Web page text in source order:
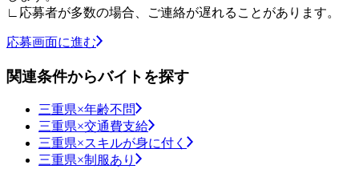
∟応募者が多数の場合、ご連絡が遅れることがあります。
応募画面に進む
関連条件からバイトを探す
三重県×年齢不問
三重県×交通費支給
三重県×スキルが身に付く
三重県×制服あり